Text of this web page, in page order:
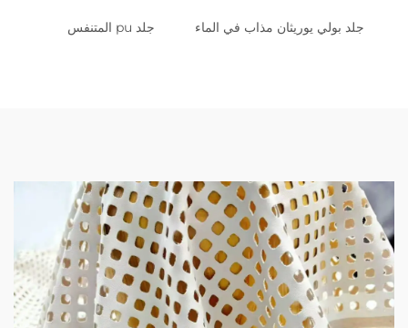
جلد بولي يوريثان مذاب في الماء جلد pu المتنفس